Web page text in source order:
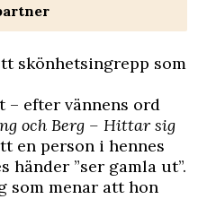
skönhetsingrepp som
– efter vännens ord
och Berg – Hittar sig
en person i hennes
händer ”ser gamla ut”.
som menar att hon